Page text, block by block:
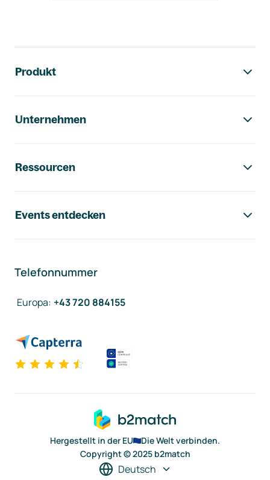
Produkt
Unternehmen
Ressourcen
Events entdecken
Telefonnummer
Europa: +43 720 884155
Hergestellt in der EU
Die Welt verbinden.
Copyright © 2025 b2match
Deutsch